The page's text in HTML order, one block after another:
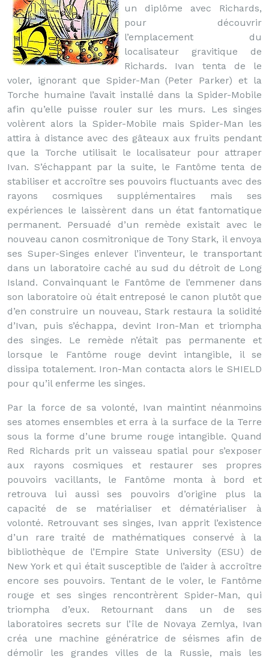
un diplôme avec Richards,
pour découvrir
l’emplacement du
localisateur gravitique de
Richards. Ivan tenta de le
voler, ignorant que Spider-Man (Peter Parker) et la
Torche humaine l’avait installé dans la Spider-Mobile
afin qu’elle puisse rouler sur les murs. Les singes
volèrent alors la Spider-Mobile mais Spider-Man les
attira à distance avec des gâteaux aux fruits pendant
que la Torche utilisait le localisateur pour attraper
Ivan. S’échappant par la suite, le Fantôme tenta de
stabiliser et accroître ses pouvoirs fluctuants avec des
rayons cosmiques supplémentaires mais ses
expériences le laissèrent dans un état fantomatique
permanent. Persuadé d’un remède existait avec le
nouveau canon cosmitronique de Tony Stark, il envoya
ses Super-Singes enlever l’inventeur, le transportant
dans un laboratoire caché au sud du détroit de Long
Island. Convainquant le Fantôme de l’emmener dans
son laboratoire où était entreposé le canon plutôt que
d’en construire un nouveau, Stark restaura la solidité
d’Ivan, puis s’échappa, devint Iron-Man et triompha
des singes. Le remède n’était pas permanente et
lorsque le Fantôme rouge devint intangible, il se
dissipa totalement. Iron-Man contacta alors le SHIELD
pour qu’il enferme les singes.
Par la force de sa volonté, Ivan maintint néanmoins
ses atomes ensembles et erra à la surface de la Terre
sous la forme d’une brume rouge intangible. Quand
Red Richards prit un vaisseau spatial pour s’exposer
aux rayons cosmiques et restaurer ses propres
pouvoirs vacillants, le Fantôme monta à bord et
retrouva lui aussi ses pouvoirs d’origine plus la
capacité de se matérialiser et dématérialiser à
volonté. Retrouvant ses singes, Ivan apprit l’existence
d’un rare traité de mathématiques conservé à la
bibliothèque de l’Empire State University (ESU) de
New York et qui était susceptible de l’aider à accroître
encore ses pouvoirs. Tentant de le voler, le Fantôme
rouge et ses singes rencontrèrent Spider-Man, qui
triompha d’eux. Retournant dans un de ses
laboratoires secrets sur l’île de Novaya Zemlya, Ivan
créa une machine génératrice de séismes afin de
démolir les grandes villes de la Russie, mais les